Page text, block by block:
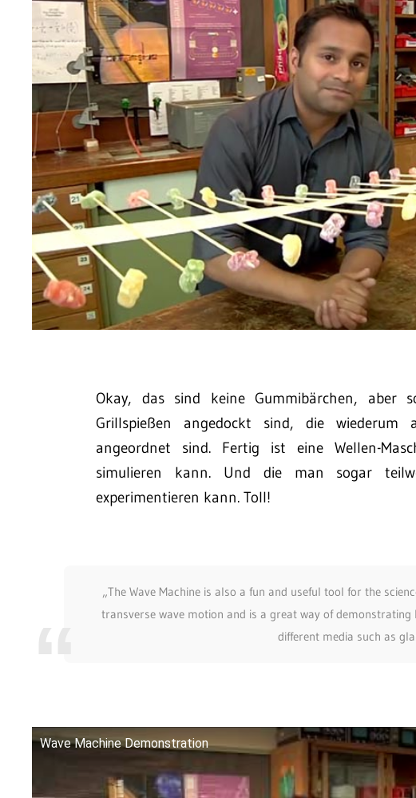
Okay, das sind keine Gummibärchen, aber
Grillspießen angedockt sind, die
angeordnet sind. Fertig ist eine Wellen-
simulieren kann. Und die man sogar
experimentieren kann. Toll!
„The Wave Machine is also a fun and useful tool for the
transverse wave motion and is a great way of
different media such as
Wave Machine Demonstration